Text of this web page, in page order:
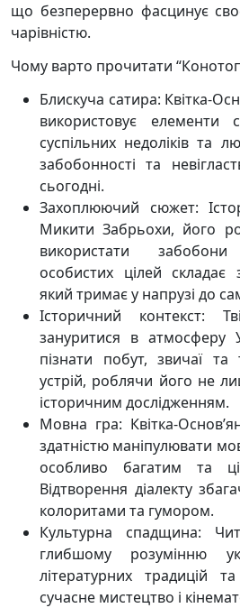
що безперервно фасцинує
чарівністю.
Чому варто прочитати
Блискуча сатира: Квітка-
використовує елементи
суспільних недоліків та
забобонності та
сьогодні.
Захоплюючий сюжет:
Микити Забрьохи, його
використати
особистих цілей складає
який тримає у напрузі до
Історичний контекст:
зануритися в атмосферу
пізнати побут, звичаї та
устрій, роблячи його не
історичним дослідженням.
Мовна гра: Квітка-
здатністю маніпулювати
особливо багатим та
Відтворення діалекту
колоритами та гумором.
Культурна спадщина:
глибшому розумінню
літературних традицій
сучасне мистецтво і